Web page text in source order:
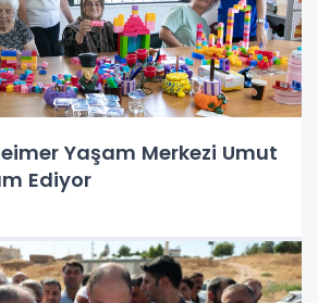
Yaşam Merkezi Umut
Ediyor